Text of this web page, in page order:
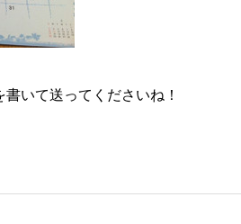
いて送ってくださいね！